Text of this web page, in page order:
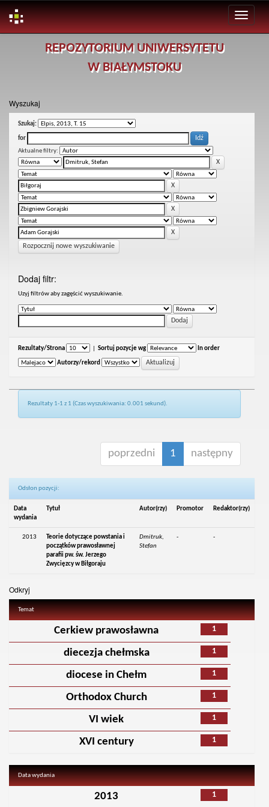
REPOZYTORIUM UNIWERSYTETU
W BIAŁYMSTOKU
Wyszukaj
Szukaj:
for
Aktualne filtry:
Rozpocznij nowe wyszukiwanie
Dodaj filtr:
Uzyj filtrów aby zagęścić wyszukiwanie.
Rezultaty/Strona Sortuj pozycje wg In order
Autorzy/rekord
Rezultaty 1-1 z 1 (Czas wyszukiwania: 0.001 sekund).
poprzedni 1 następny
Odsłon pozycji:
Data
wydania
Tytuł Autor(rzy) Promotor Redaktor(rzy)
2013
Teorie dotyczące powstania i
początków prawosławnej
parafii pw. św. Jerzego
Zwycięzcy w Biłgoraju
Dmitruk,
Stefan
- -
Odkryj
Temat
1
Cerkiew prawosławna
1
diecezja chełmska
1
diocese in Chełm
1
Orthodox Church
1
VI wiek
1
XVI century
Data wydania
1
2013